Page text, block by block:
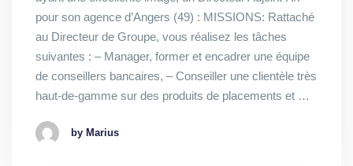
pour son agence d’Angers (49) : MISSIONS: Rattaché
au Directeur de Groupe, vous réalisez les tâches
suivantes : – Manager, former et encadrer une équipe
de conseillers bancaires, – Conseiller une clientèle très
haut-de-gamme sur des produits de placements et …
by Marius